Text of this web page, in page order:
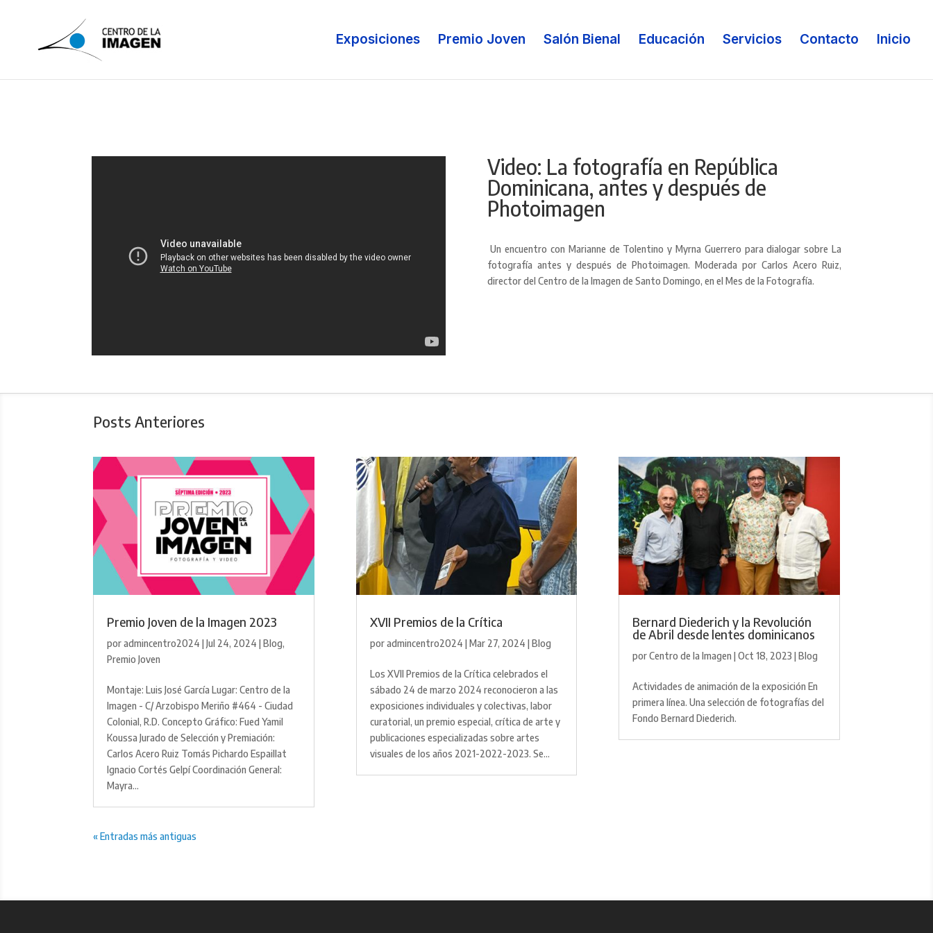
Exposiciones Premio Joven Salón Bienal Educación Servicios Contacto Inicio
Video: La fotografía en República
Dominicana, antes y después de
Photoimagen
Un encuentro con Marianne de Tolentino y Myrna Guerrero para dialogar sobre La
fotografía antes y después de Photoimagen. Moderada por Carlos Acero Ruiz,
director del Centro de la Imagen de Santo Domingo, en el Mes de la Fotografía.
Posts Anteriores
Premio Joven de la Imagen 2023
poradmincentro2024 |Jul 24, 2024 |Blog,
Premio Joven
Montaje: Luis José García Lugar: Centro de la
Imagen - C/ Arzobispo Meriño #464 - Ciudad
Colonial, R.D. Concepto Gráfico: Fued Yamil
Koussa Jurado de Selección y Premiación:
Carlos Acero Ruiz Tomás Pichardo Espaillat
Ignacio Cortés Gelpí Coordinación General:
Mayra...
XVII Premios de la Crítica
poradmincentro2024 | Mar 27, 2024 | Blog
Los XVII Premios de la Crítica celebrados el
sábado 24 de marzo 2024 reconocieron a las
exposiciones individuales y colectivas, labor
curatorial, un premio especial, crítica de arte y
publicaciones especializadas sobre artes
visuales de los años 2021-2022-2023. Se...
Bernard Diederich y la Revolución
de Abril desde lentes dominicanos
porCentro de la Imagen | Oct 18, 2023 | Blog
Actividades de animación de la exposición En
primera línea. Una selección de fotografías del
Fondo Bernard Diederich.
« Entradas más antiguas